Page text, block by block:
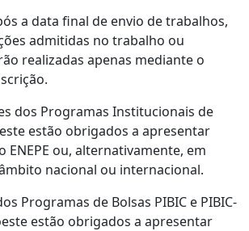
a data final de envio de trabalhos,
admitidas no trabalho ou
realizadas apenas mediante o
dos Programas Institucionais de
estão obrigados a apresentar
ENEPE ou, alternativamente, em
nacional ou internacional.
Programas de Bolsas PIBIC e PIBIC-
estão obrigados a apresentar